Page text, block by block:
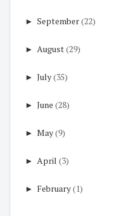
► September(22)
► August(29)
► July(35)
► June (28)
► May(9)
► April (3)
► February(1)